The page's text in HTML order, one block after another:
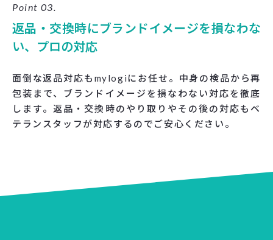
Point 03.
返品・交換時にブランドイメージを損なわな
い、プロの対応
面倒な返品対応もmylogiにお任せ。中身の検品から再
包装まで、ブランドイメージを損なわない対応を徹底
します。返品・交換時のやり取りやその後の対応もベ
テランスタッフが対応するのでご安心ください。